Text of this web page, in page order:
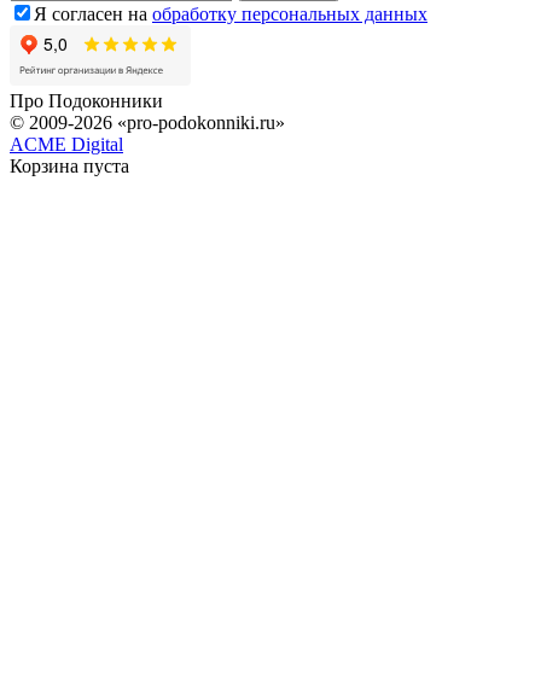
Я согласен на обработку персональных данных
Про Подоконники
© 2009-2026 «pro-podokonniki.ru»
ACME Digital
Корзина пуста